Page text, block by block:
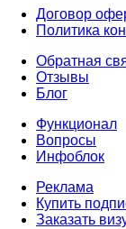
Договор
Политика
Обратная
Отзывы
Блог
Функционал
Вопросы
Инфоблок
Реклама
Купить
Заказать